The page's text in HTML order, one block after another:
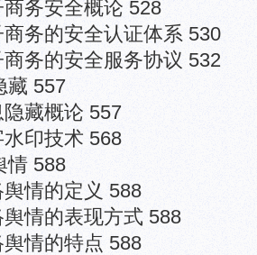
务安全概论 528
务的安全认证体系 530
务的安全服务协议 532
藏 557
藏概论 557
印技术 568
情 588
情的定义 588
情的表现方式 588
情的特点 588